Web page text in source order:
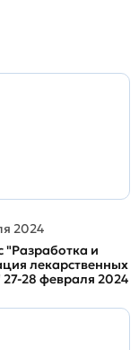
2024
"Разработка и
лекарственных
27-28 февраля 2024